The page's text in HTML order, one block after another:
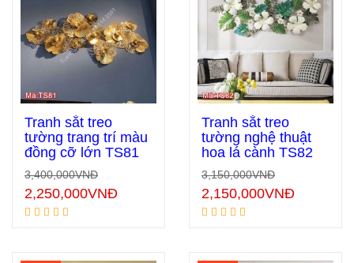
Tranh sắt treo
tường nghệ thuật
hoa lá cành TS82
3,150,000VNĐ
2,150,000VNĐ
Thêm vào giỏ hàng
Tranh sắt treo
tường trang trí màu
đồng cỡ lớn TS81
3,400,000VNĐ
2,250,000VNĐ